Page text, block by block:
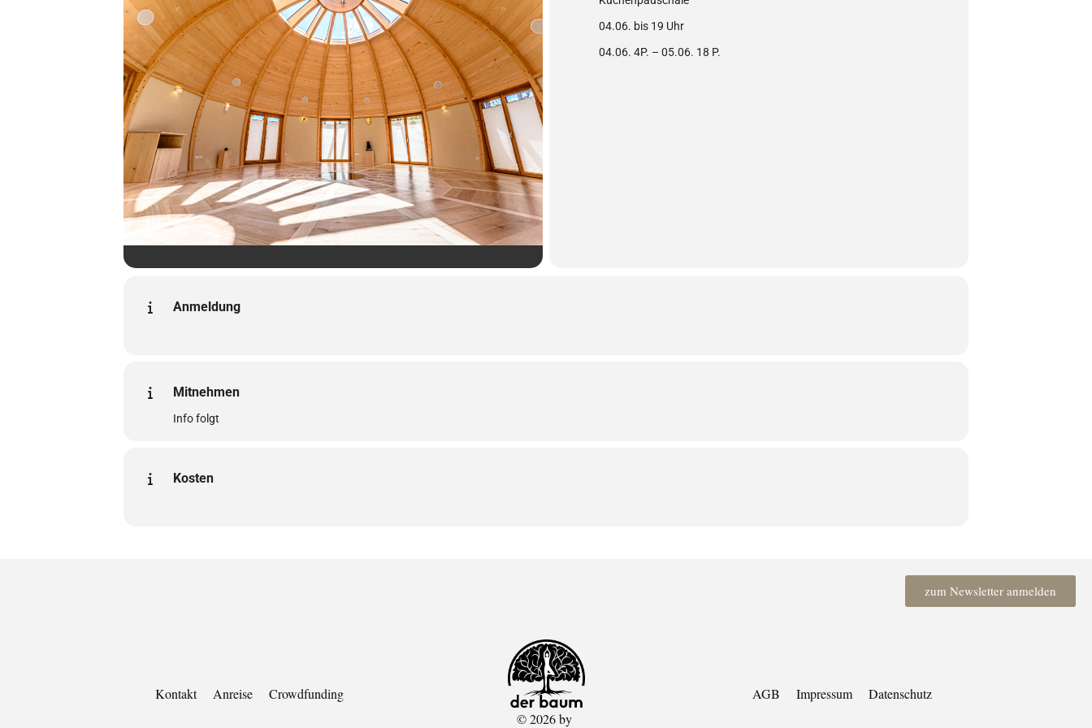
04.06. bis 19 Uhr
04.06. 4P. – 05.06. 18 P.
Anmeldung
Mitnehmen
Info folgt
Kosten
zum Newsletter anmelden
Kontakt Anreise
Crowdfunding
© 2026 by
AGB Impressum Datenschutz